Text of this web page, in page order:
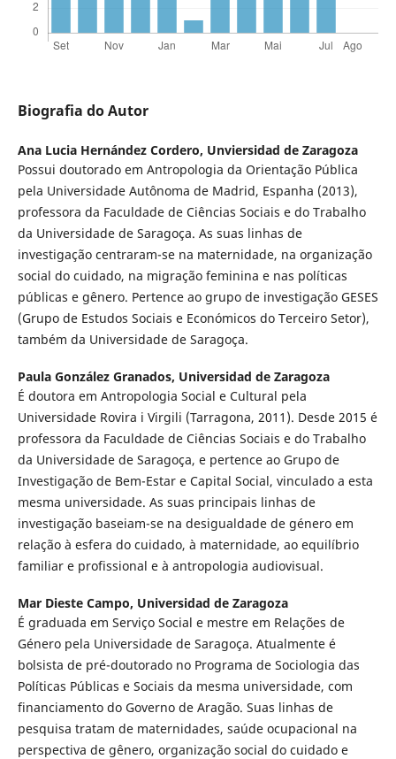
Biografia do Autor
Ana Lucia Hernández Cordero, Unviersidad de Zaragoza
Possui doutorado em Antropologia da Orientação Pública
pela Universidade Autônoma de Madrid, Espanha (2013),
professora da Faculdade de Ciências Sociais e do Trabalho
da Universidade de Saragoça. As suas linhas de
investigação centraram-se na maternidade, na organização
social do cuidado, na migração feminina e nas políticas
públicas e gênero. Pertence ao grupo de investigação GESES
(Grupo de Estudos Sociais e Económicos do Terceiro Setor),
também da Universidade de Saragoça.
Paula González Granados, Universidad de Zaragoza
É doutora em Antropologia Social e Cultural pela
Universidade Rovira i Virgili (Tarragona, 2011). Desde 2015 é
professora da Faculdade de Ciências Sociais e do Trabalho
da Universidade de Saragoça, e pertence ao Grupo de
Investigação de Bem-Estar e Capital Social, vinculado a esta
mesma universidade. As suas principais linhas de
investigação baseiam-se na desigualdade de género em
relação à esfera do cuidado, à maternidade, ao equilíbrio
familiar e profissional e à antropologia audiovisual.
Mar Dieste Campo, Universidad de Zaragoza
É graduada em Serviço Social e mestre em Relações de
Género pela Universidade de Saragoça. Atualmente é
bolsista de pré-doutorado no Programa de Sociologia das
Políticas Públicas e Sociais da mesma universidade, com
financiamento do Governo de Aragão. Suas linhas de
pesquisa tratam de maternidades, saúde ocupacional na
perspectiva de gênero, organização social do cuidado e